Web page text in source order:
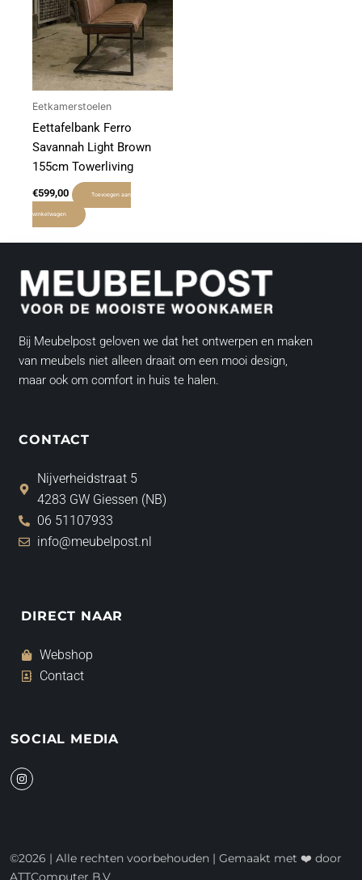
Eetkamerstoelen
Eettafelbank Ferro
Savannah Light Brown
155cm Towerliving
€599,00 Toevoegen aan
winkelwagen
Bij Meubelpost geloven we dat het ontwerpen en maken
van meubels niet alleen draait om een mooi design,
maar ook om comfort in huis te halen.
CONTACT
Nijverheidstraat 5
4283 GW Giessen (NB)
06 51107933
info@meubelpost.nl
DIRECT NAAR
Webshop
Contact
SOCIAL MEDIA
I
n
s
a
m
©2026 | Alle rechten voorbehouden | Gemaakt met ❤️ door
ATTComputer B.V